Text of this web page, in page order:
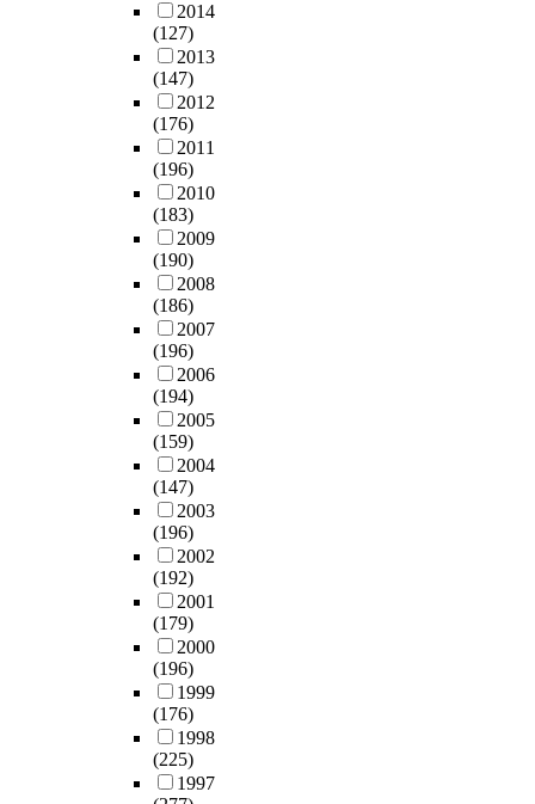
2014
(127)
2013
(147)
2012
(176)
2011
(196)
2010
(183)
2009
(190)
2008
(186)
2007
(196)
2006
(194)
2005
(159)
2004
(147)
2003
(196)
2002
(192)
2001
(179)
2000
(196)
1999
(176)
1998
(225)
1997